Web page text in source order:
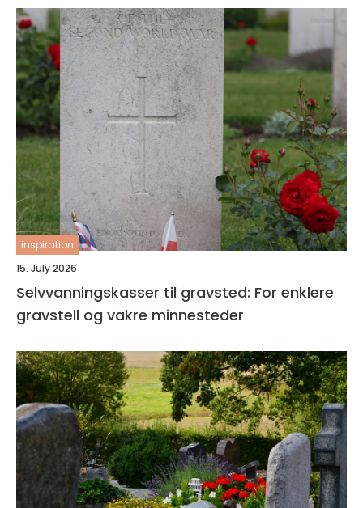
inspiration
15. July 2026
Selvvanningskasser til gravsted: For enklere
gravstell og vakre minnesteder